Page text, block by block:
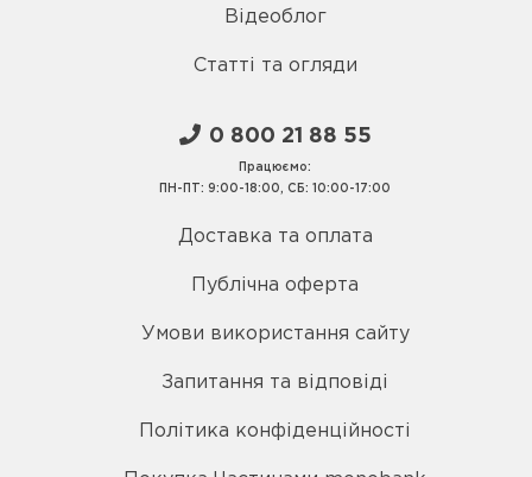
Відеоблог
Статті та огляди
0 800 21 88 55
Працюємо:
ПН-ПТ: 9:00-18:00, СБ: 10:00-17:00
Доставка та оплата
Публічна оферта
Умови використання сайту
Запитання та відповіді
Політика конфіденційності